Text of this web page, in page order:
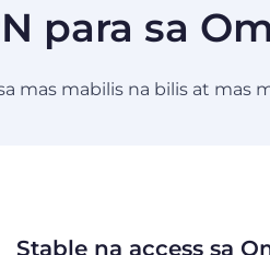
para sa
mas mabilis na bilis at mas
Stable na access sa